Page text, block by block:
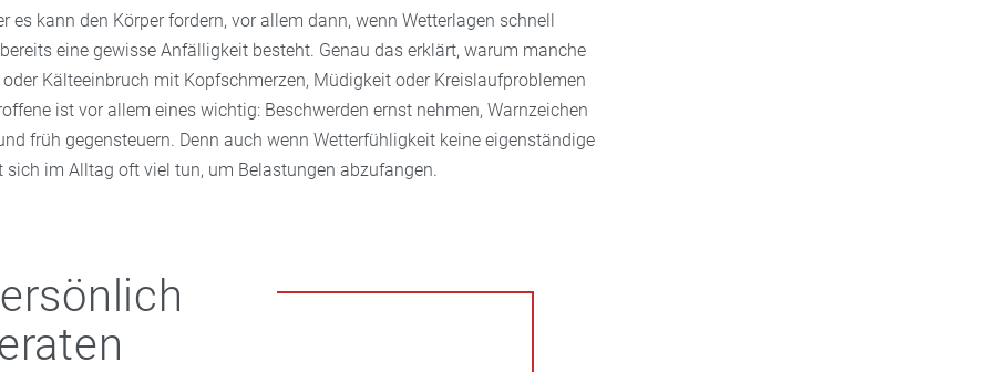
es kann den Körper fordern, vor allem dann, wenn Wetterlagen schnell
eine gewisse Anfälligkeit besteht. Genau das erklärt, warum manche
oder Kälteeinbruch mit Kopfschmerzen, Müdigkeit oder Kreislaufproblemen
ist vor allem eines wichtig: Beschwerden ernst nehmen, Warnzeichen
früh gegensteuern. Denn auch wenn Wetterfühligkeit keine eigenständige
sich im Alltag oft viel tun, um Belastungen abzufangen.